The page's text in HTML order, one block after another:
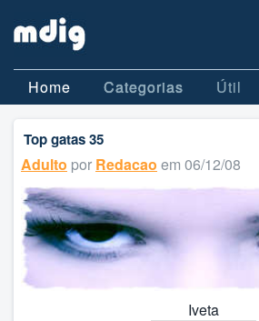
Home Categorias Útil
Top gatas 35
Adulto por Redacao em 06/12/08
Iveta